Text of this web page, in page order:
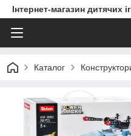
Інтернет-магазин дитячих
Каталог